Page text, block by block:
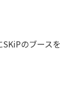
SKiPのブースを